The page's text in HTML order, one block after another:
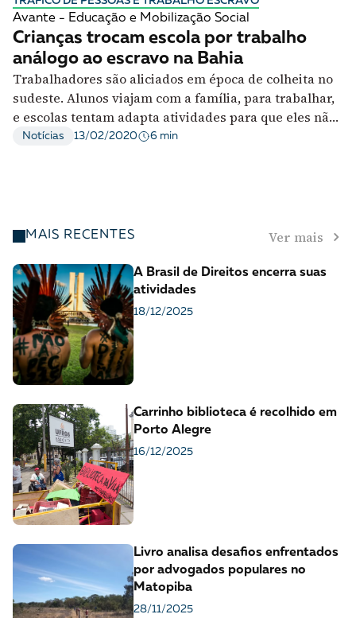
Avante - Educação e Mobilização Social
Crianças trocam escola por trabalho
análogo ao escravo na Bahia
Trabalhadores são aliciados em época de colheita no
sudeste. Alunos viajam com a família, para trabalhar,
e escolas tentam adapta atividades para que eles não
percam o ano letivo
Notícias 13/02/2020 6 min
MAIS RECENTES Ver mais
A Brasil de Direitos encerra suas
atividades
18/12/2025
Carrinho biblioteca é recolhido em
Porto Alegre
16/12/2025
Livro analisa desafios enfrentados
por advogados populares no
Matopiba
28/11/2025